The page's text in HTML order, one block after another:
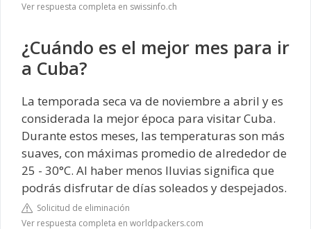
Ver respuesta completa en swissinfo.ch
¿Cuándo es el mejor mes para ir
a Cuba?
La temporada seca va de noviembre a abril y es
considerada la mejor época para visitar Cuba.
Durante estos meses, las temperaturas son más
suaves, con máximas promedio de alrededor de
25 - 30°C. Al haber menos lluvias significa que
podrás disfrutar de días soleados y despejados.
Solicitud de eliminación
Ver respuesta completa en worldpackers.com